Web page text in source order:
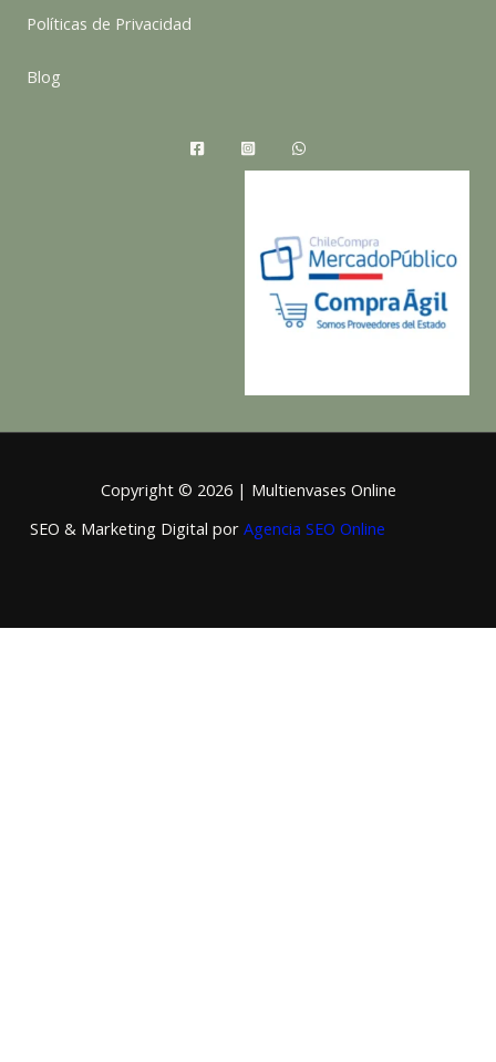
Políticas de Privacidad
Blog
Copyright © 2026 | Multienvases Online
SEO & Marketing Digital por Agencia SEO Online